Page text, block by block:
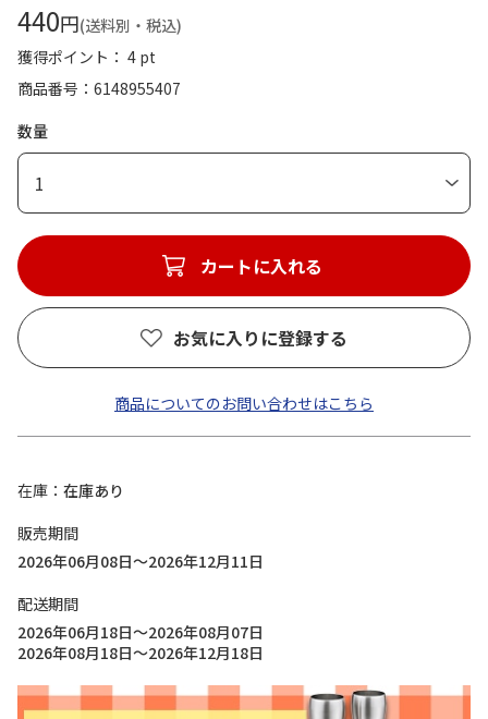
440円(送料別・税込)
獲得ポイント： 4 pt
商品番号
6148955407
数量
1
カートに入れる
お気に入りに登録する
商品についてのお問い合わせはこちら
在庫
在庫あり
販売期間
2026年06月08日～2026年12月11日
配送期間
2026年06月18日～2026年08月07日
2026年08月18日～2026年12月18日